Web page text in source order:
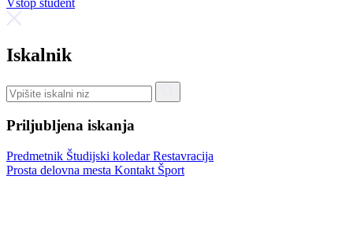
Vstop študent
Iskalnik
Priljubljena iskanja
Predmetnik Študijski koledarRestavracija
Prosta delovna mesta Kontakt Šport